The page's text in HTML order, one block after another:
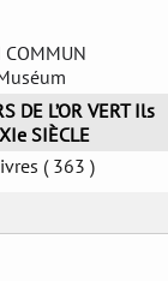
COMMUN
DE L’OR VERT Ils
SIÈCLE
( 363 )